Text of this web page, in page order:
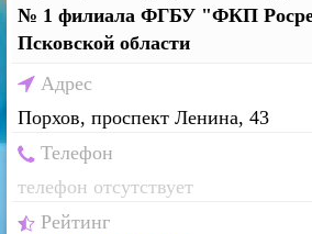
№ 1 филиала ФГБУ "ФКП
Псковской области
Адрес
Порхов, проспект Ленина, 43
Телефон
телефон отсутствует
Рейтинг